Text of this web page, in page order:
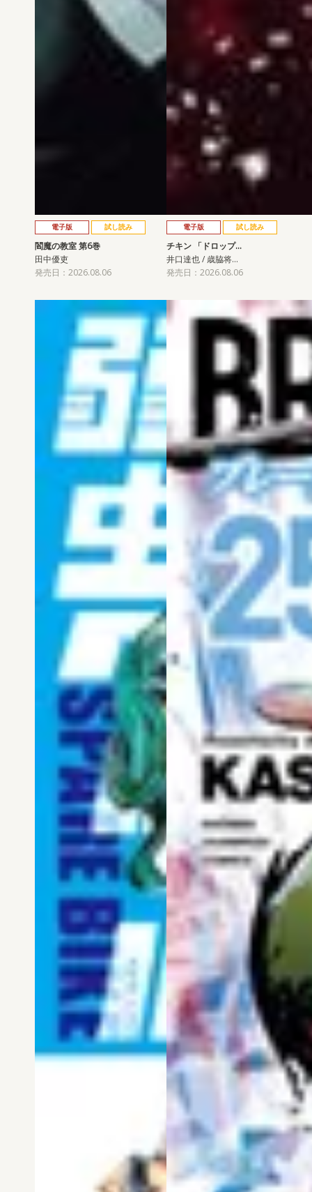
電子版 試し読み
閻魔の教室 第6巻
田中優吏
発売日：2026.08.06
電子版 試し読み
チキン 「ドロップ…
井口達也 / 歳脇将…
発売日：2026.08.06